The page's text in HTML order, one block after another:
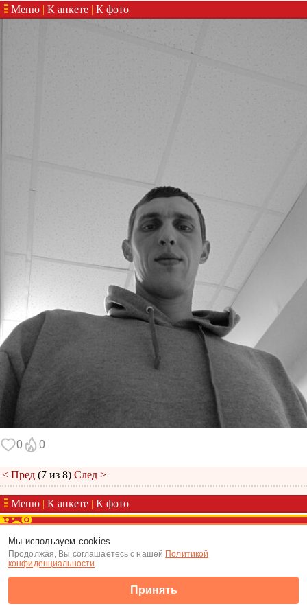
Меню | К анкете | К фото
0 0
< Пред (7 из 8) След >
Меню | К анкете | К фото
(c) Tabor.ru 2026
Мы используем cookies
Продолжая, Вы соглашаетесь с нашей Политикой
конфиденциальности.
Принять